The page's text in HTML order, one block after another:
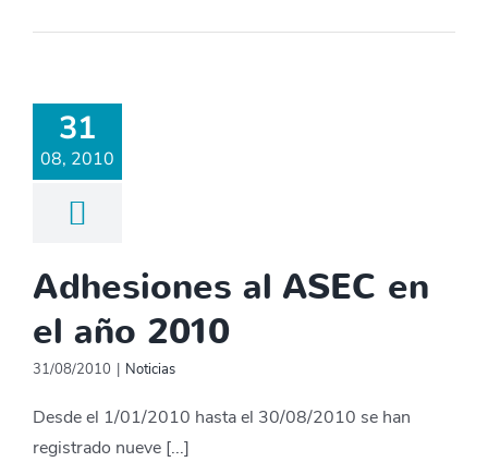
31
08, 2010
Adhesiones al ASEC en
el año 2010
31/08/2010 | Noticias
Desde el 1/01/2010 hasta el 30/08/2010 se han
registrado nueve [...]